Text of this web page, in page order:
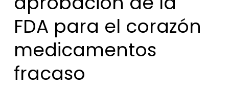
FDA para el corazón
medicamentos
fracaso